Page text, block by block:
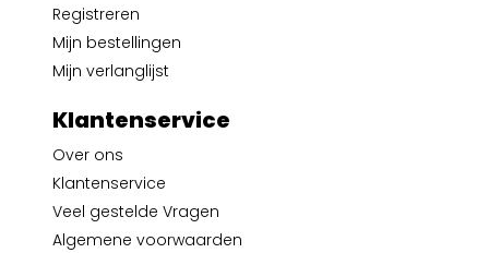
Registreren
Mijn bestellingen
Mijn verlanglijst
Klantenservice
Over ons
Klantenservice
Veel gestelde Vragen
Algemene voorwaarden